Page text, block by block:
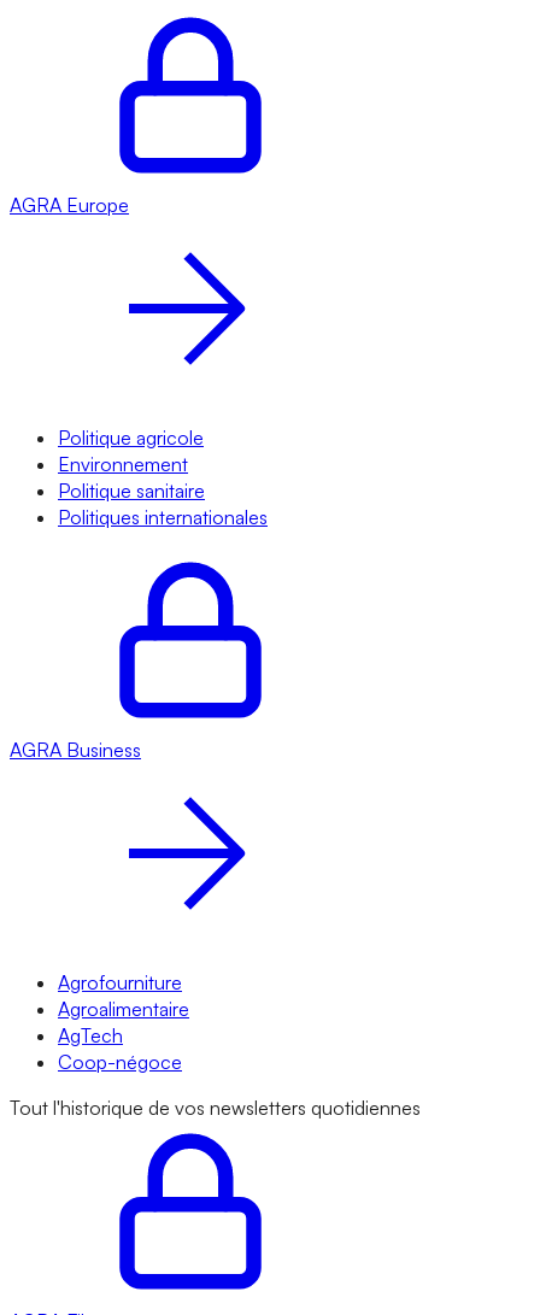
AGRA Europe
Politique agricole
Environnement
Politique sanitaire
Politiques internationales
AGRA Business
Agrofourniture
Agroalimentaire
AgTech
Coop-négoce
Tout l'historique de vos newsletters quotidiennes